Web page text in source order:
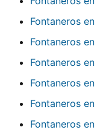
Fontaneros en
Fontaneros en
Fontaneros en
Fontaneros en
Fontaneros en
Fontaneros en